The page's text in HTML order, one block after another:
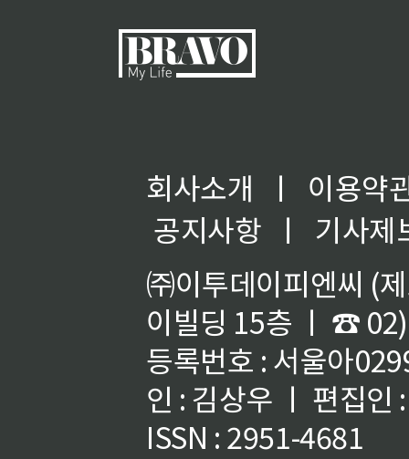
회사소개 ㅣ
이용약
공지사항
ㅣ
기사제
㈜이투데이피엔씨 (
이빌딩 15층 ㅣ ☎
등록번호 : 서울아
인 : 김상우 ㅣ 편집인
ISSN : 2951-4681